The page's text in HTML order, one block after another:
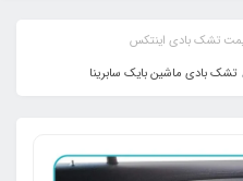
تشک بادی اینتکس
تشک بادی ماشین بایک سابرینا